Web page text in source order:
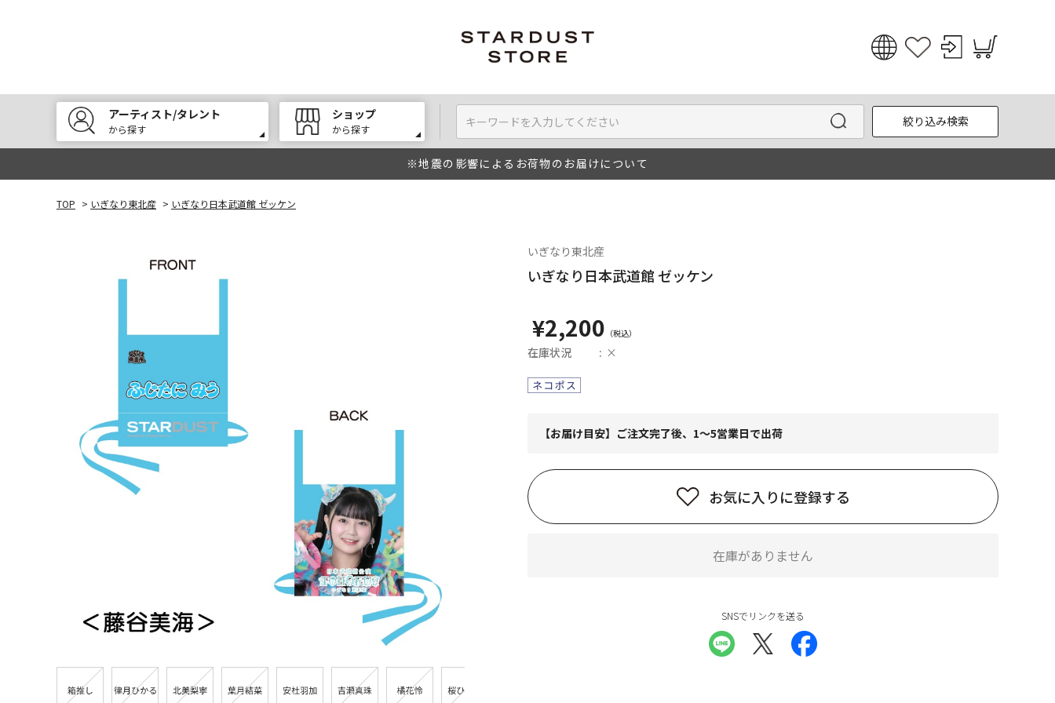
English
한국어
アーティスト/タレント
から探す
ショップ
から探す
絞り込み検索
※地震の影響によるお荷物のお届けについて
TOP > いぎなり東北産 > いぎなり日本武道館 ゼッケン
いぎなり東北産
いぎなり日本武道館 ゼッケン
¥2,200
在庫状況 ×
【お届け目安】ご注文完了後、1～5営業日で出荷
お気に入りに登録する
在庫がありません
SNSでリンクを送る